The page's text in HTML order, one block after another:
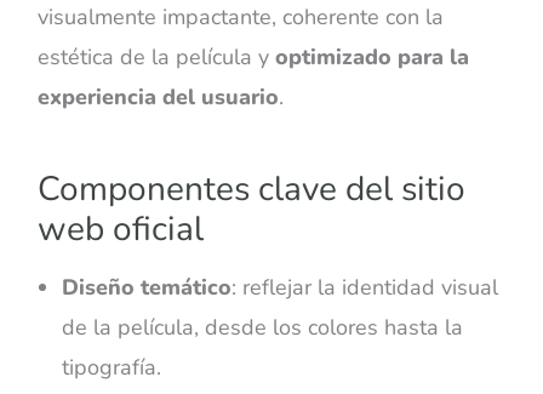
visualmente impactante, coherente con la
estética de la película yoptimizado para la
experiencia del usuario.
Componentes clave del sitio
web oficial
Diseño temático: reflejar la identidad visual
de la película, desde los colores hasta la
tipografía.